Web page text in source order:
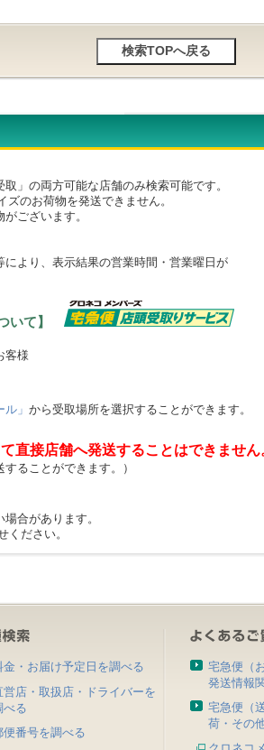
」の両方可能な店舗のみ検索可能です。
のお荷物を発送できません。
ございます。
より、表示結果の営業時間・営業曜日が
いて】
客様
」 から受取場所を選択することができます。
直接店舗へ発送することはできません
することができます。）
合があります。
ください。
金・お届け予定日を調べる
営店・取扱店・ドライバーを
べる
便番号を調べる
宅急便（
発送情報
宅急便（
荷・その他